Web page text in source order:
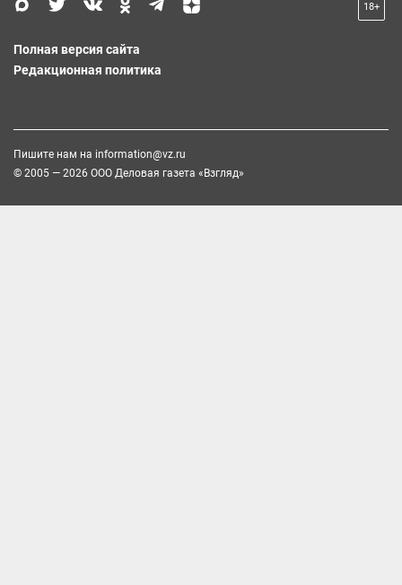
18+
Полная версия сайта
Редакционная политика
Пишите нам на information@vz.ru
© 2005 — 2026 ООО Деловая газета «Взгляд»